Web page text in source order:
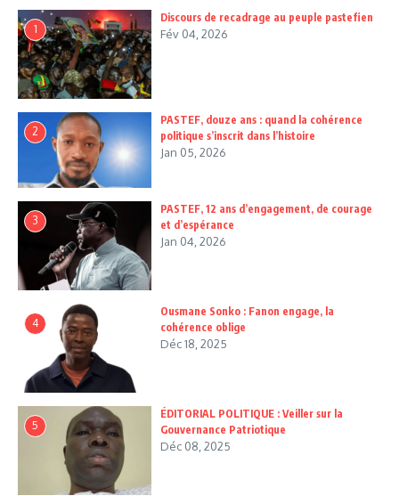
1
Discours de recadrage au peuple pastefien
Fév 04, 2026
2
PASTEF, douze ans : quand la cohérence
politique s’inscrit dans l’histoire
Jan 05, 2026
3
PASTEF, 12 ans d’engagement, de courage
et d’espérance
Jan 04, 2026
4
Ousmane Sonko : Fanon engage, la
cohérence oblige
Déc 18, 2025
5
ÉDITORIAL POLITIQUE : Veiller sur la
Gouvernance Patriotique
Déc 08, 2025